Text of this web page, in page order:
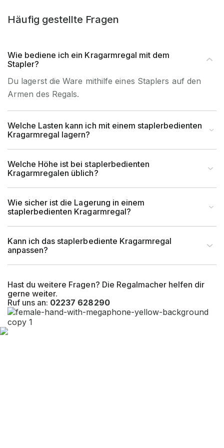
Häufig gestellte Fragen
Hast du weitere Fragen? Die Regalmacher helfen dir
gerne weiter.
Ruf uns an: 02237 628290
Wie bediene ich ein Kragarmregal mit dem
Stapler?
Du lagerst die Ware mithilfe eines Staplers auf den
Armen des Regals.
Welche Lasten kann ich mit einem staplerbedienten
Kragarmregal lagern?
Welche Höhe ist bei staplerbedienten
Kragarmregalen üblich?
Wie sicher ist die Lagerung in einem
staplerbedienten Kragarmregal?
Kann ich das staplerbediente Kragarmregal
anpassen?